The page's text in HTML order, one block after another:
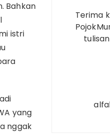
Bahkan
istri
yang
nggak
Terima